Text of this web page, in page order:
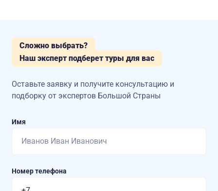
Сложно выбрать?
Наш эксперт подберет туры для вас
Оставьте заявку и получите консультацию и
подборку от экспертов Большой Страны
Имя
Номер телефона